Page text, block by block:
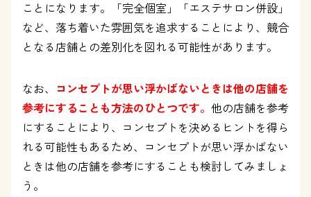
ことになります。「完全個室」「エステサロン併設」
など、落ち着いた雰囲気を追求することにより、競合
となる店舗との差別化を図れる可能性があります。
なお、 コンセプトが思い浮かばないときは他の店舗を
参考にすることも方法のひとつです。 他の店舗を参考
にすることにより、コンセプトを決めるヒントを得ら
れる可能性もあるため、コンセプトが思い浮かばない
ときは他の店舗を参考にすることも検討してみましょ
う。